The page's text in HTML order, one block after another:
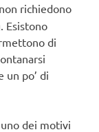
richiedono
Esistono
di
un po’ di
dei motivi